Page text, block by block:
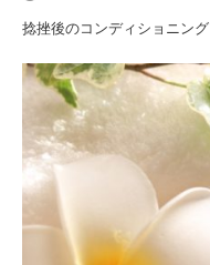
捻挫後のコンディショニング